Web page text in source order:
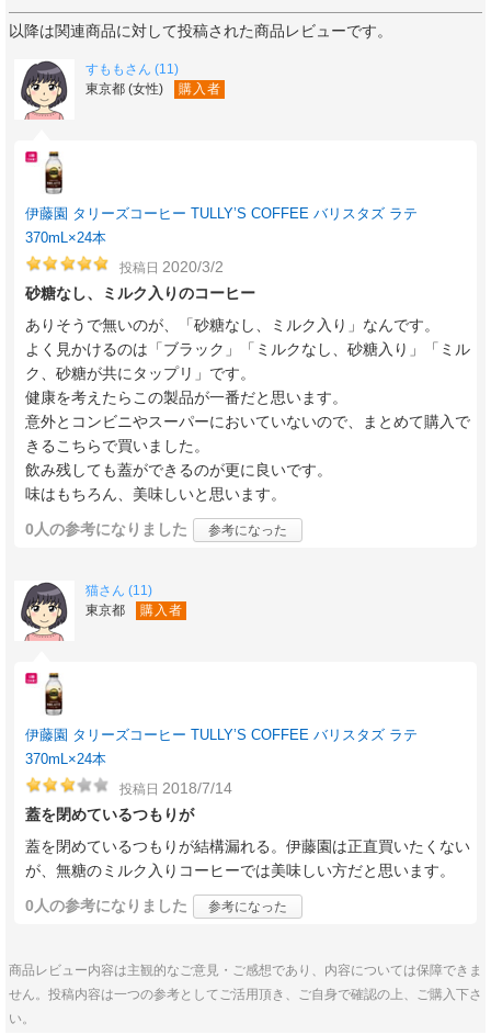
以降は関連商品に対して投稿された商品レビューです。
すももさん (11)
東京都 (女性)
購入者
伊藤園 タリーズコーヒー TULLY’S COFFEE バリスタズ ラテ
370mL×24本
投稿日 2020/3/2
砂糖なし、ミルク入りのコーヒー
ありそうで無いのが、「砂糖なし、ミルク入り」なんです。
よく見かけるのは「ブラック」「ミルクなし、砂糖入り」「ミル
ク、砂糖が共にタップリ」です。
健康を考えたらこの製品が一番だと思います。
意外とコンビニやスーパーにおいていないので、まとめて購入で
きるこちらで買いました。
飲み残しても蓋ができるのが更に良いです。
味はもちろん、美味しいと思います。
0人の参考になりました 参考になった
猫さん (11)
東京都
購入者
伊藤園 タリーズコーヒー TULLY’S COFFEE バリスタズ ラテ
370mL×24本
投稿日 2018/7/14
蓋を閉めているつもりが
蓋を閉めているつもりが結構漏れる。伊藤園は正直買いたくない
が、無糖のミルク入りコーヒーでは美味しい方だと思います。
0人の参考になりました 参考になった
商品レビュー内容は主観的なご意見・ご感想であり、内容については保障できま
せん。投稿内容は一つの参考としてご活用頂き、ご自身で確認の上、ご購入下さ
い。